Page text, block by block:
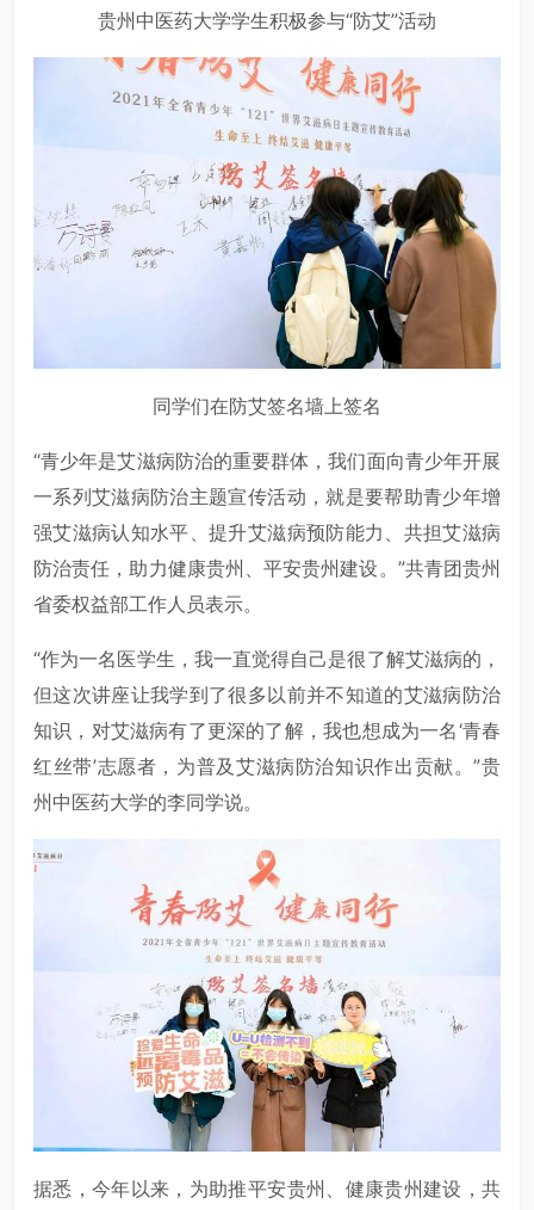
贵州中医药大学学生积极参与“防艾”活动
同学们在防艾签名墙上签名
“青少年是艾滋病防治的重要群体，我们面向青少年开展
一系列艾滋病防治主题宣传活动，就是要帮助青少年增
强艾滋病认知水平、提升艾滋病预防能力、共担艾滋病
防治责任，助力健康贵州、平安贵州建设。”共青团贵州
省委权益部工作人员表示。
“作为一名医学生，我一直觉得自己是很了解艾滋病的，
但这次讲座让我学到了很多以前并不知道的艾滋病防治
知识，对艾滋病有了更深的了解，我也想成为一名‘青春
红丝带’志愿者，为普及艾滋病防治知识作出贡献。”贵
州中医药大学的李同学说。
据悉，今年以来，为助推平安贵州、健康贵州建设，共